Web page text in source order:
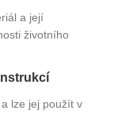
a její
životního
lze jej použít v